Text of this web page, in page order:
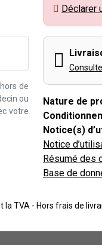
Déclarer
de
ou
votre
Nature de
Notice(s)
Notice
Résumé des
Base de
TVA - Hors frais de